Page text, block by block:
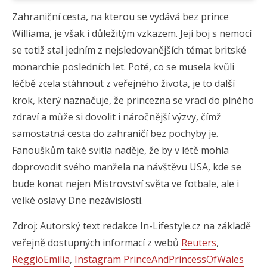
Zahraniční cesta, na kterou se vydává bez prince
Williama, je však i důležitým vzkazem. Její boj s nemocí
se totiž stal jedním z nejsledovanějších témat britské
monarchie posledních let. Poté, co se musela kvůli
léčbě zcela stáhnout z veřejného života, je to další
krok, který naznačuje, že princezna se vrací do plného
zdraví a může si dovolit i náročnější výzvy, čímž
samostatná cesta do zahraničí bez pochyby je.
Fanouškům také svitla naděje, že by v létě mohla
doprovodit svého manžela na návštěvu USA, kde se
bude konat nejen Mistrovství světa ve fotbale, ale i
velké oslavy Dne nezávislosti.
Zdroj: Autorský text redakce In-Lifestyle.cz na základě
veřejně dostupných informací z webů Reuters,
ReggioEmilia, Instagram PrinceAndPrincessOfWales